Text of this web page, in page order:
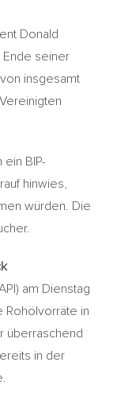
Donald
Ende seiner
insgesamt
ein BIP-
hinwies,
würden. Die
am Dienstag
Rohölvorräte in
überraschend
in der